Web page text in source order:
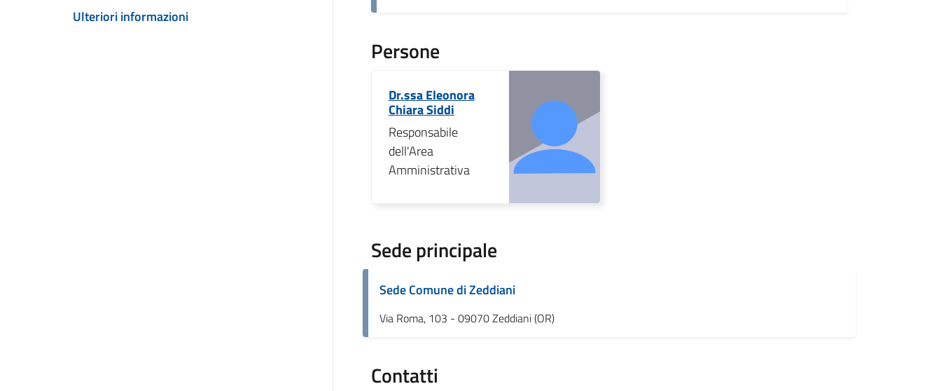
Ulteriori informazioni
Persone
Dr.ssa Eleonora
Chiara Siddi
Responsabile
dell'Area
Amministrativa
Sede principale
Sede Comune di Zeddiani
Via Roma, 103 - 09070 Zeddiani (OR)
Contatti